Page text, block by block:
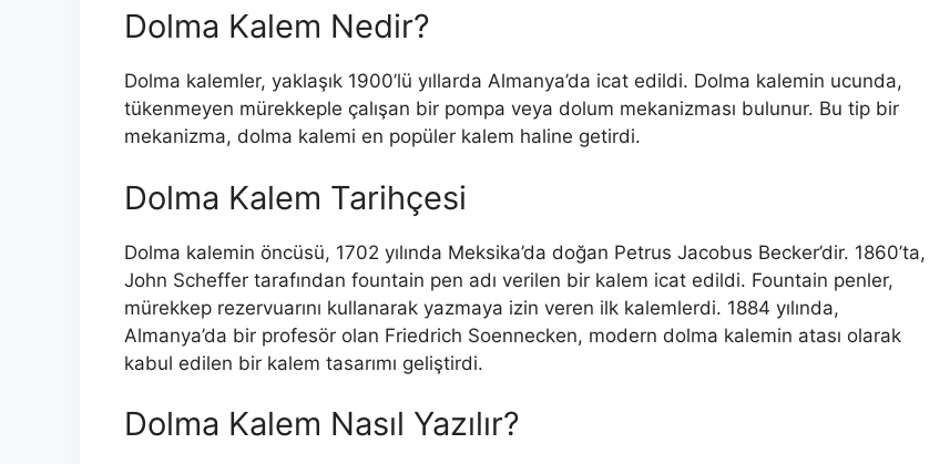
Dolma Kalem Nedir?
Dolma kalemler, yaklaşık 1900’lü yıllarda Almanya’da icat edildi. Dolma kalemin ucunda,
tükenmeyen mürekkeple çalışan bir pompa veya dolum mekanizması bulunur. Bu tip bir
mekanizma, dolma kalemi en popüler kalem haline getirdi.
Dolma Kalem Tarihçesi
Dolma kalemin öncüsü, 1702 yılında Meksika’da doğan Petrus Jacobus Becker’dir. 1860’ta,
John Scheffer tarafından fountain pen adı verilen bir kalem icat edildi. Fountain penler,
mürekkep rezervuarını kullanarak yazmaya izin veren ilk kalemlerdi. 1884 yılında,
Almanya’da bir profesör olan Friedrich Soennecken, modern dolma kalemin atası olarak
kabul edilen bir kalem tasarımı geliştirdi.
Dolma Kalem Nasıl Yazılır?